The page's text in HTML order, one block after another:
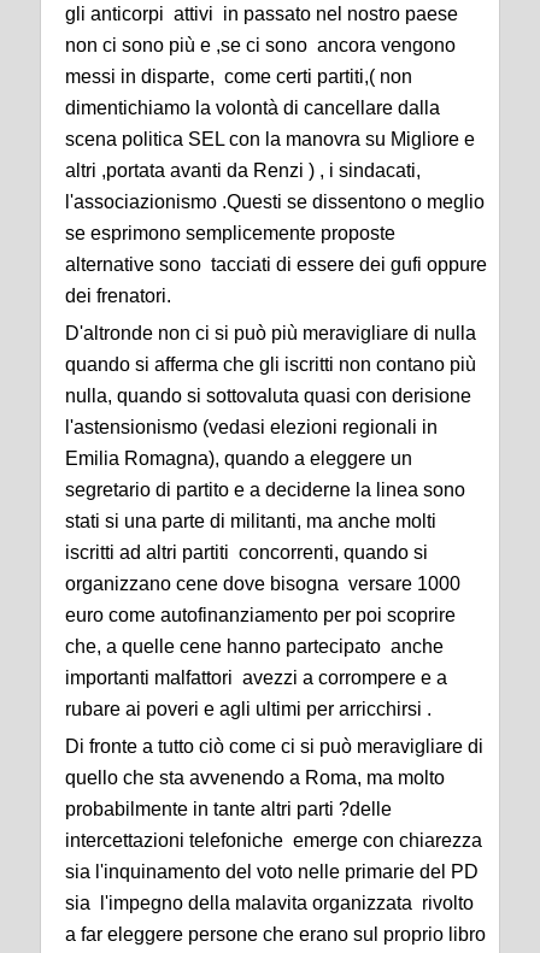
gli anticorpi attivi in passato nel nostro paese
non ci sono più e ,se ci sono ancora vengono
messi in disparte, come certi partiti,( non
dimentichiamo la volontà di cancellare dalla
scena politica SEL con la manovra su Migliore e
altri ,portata avanti da Renzi ) , i sindacati,
l'associazionismo .Questi se dissentono o meglio
se esprimono semplicemente proposte
alternative sono tacciati di essere dei gufi oppure
dei frenatori.
D'altronde non ci si può più meravigliare di nulla
quando si afferma che gli iscritti non contano più
nulla, quando si sottovaluta quasi con derisione
l'astensionismo (vedasi elezioni regionali in
Emilia Romagna), quando a eleggere un
segretario di partito e a deciderne la linea sono
stati si una parte di militanti, ma anche molti
iscritti ad altri partiti concorrenti, quando si
organizzano cene dove bisogna versare 1000
euro come autofinanziamento per poi scoprire
che, a quelle cene hanno partecipato anche
importanti malfattori avezzi a corrompere e a
rubare ai poveri e agli ultimi per arricchirsi .
Di fronte a tutto ciò come ci si può meravigliare di
quello che sta avvenendo a Roma, ma molto
probabilmente in tante altri parti ?delle
intercettazioni telefoniche emerge con chiarezza
sia l'inquinamento del voto nelle primarie del PD
sia l'impegno della malavita organizzata rivolto
a far eleggere persone che erano sul proprio libro